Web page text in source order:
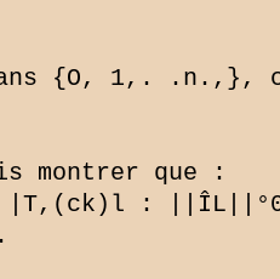
{O, 1,.
montrer que :
|T,(ck)l :